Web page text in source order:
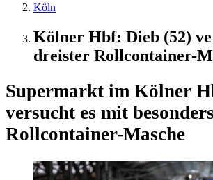
Köln
Kölner Hbf: Dieb (52)
dreister Rollcontainer-
Supermarkt im Kölner
versucht es mit
Rollcontainer-Masche